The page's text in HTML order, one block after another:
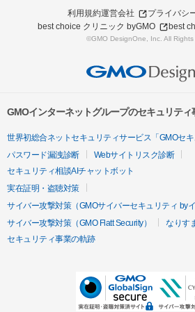
利用規約運営会社
プライバシ
best choice クリニック byGMO
best
©GMO DesignOne, Inc. All Rights
GMOインターネットグループのセキュリティ
世界初総合ネットセキュリティサービス「GMOセキ
パスワード漏洩診断
Webサイトリスク診断
セキュリティ相談AIチャットボット
実在証明・盗聴対策
サイバー攻撃対策（GMOサイバーセキュリティ byイ
サイバー攻撃対策（GMO Flatt Security）
なりす
セキュリティ事業の軌跡